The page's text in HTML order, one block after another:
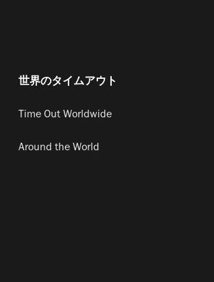
世界のタイムアウト
Time Out Worldwide
Around the World